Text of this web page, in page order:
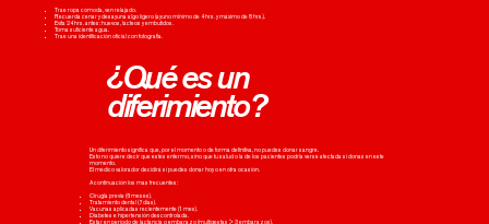
Trae ropa cómoda, ven relajado.
Recuerda cenar y desayuna algo ligero (ayuno mínimo de 4 hrs. y máximo de 8 hrs.).
Evita 24 hrs. antes: huevos, lácteos y embutidos.
Toma suficiente agua.
Trae una identificación oficial con fotografía.
¿Qué es un
diferimiento?
Un diferimiento significa que, por el momento o de forma definitiva, no puedes donar sangre.
Esto no quiere decir que estés enfermo, sino que tu salud o la de los pacientes podría verse afectada si donas en este
momento.
EI médico valorador decidirá si puedes donar hoy o en otra ocasión.
A continuación los mas frecuentes:
Cirugía previa (6 meses).
Tratamiento dental (7 días).
Vacunas aplicadas recientemente (1 mes).
Diabetes e hipertensión descontrolada.
Estar en periodo de lactancia o embarazo (multigestas > 3 embarazos).